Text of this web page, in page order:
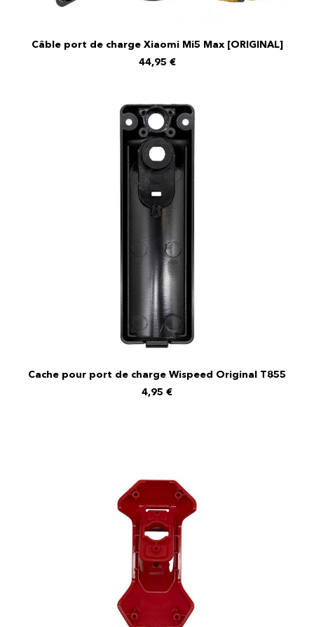
Câble port de charge Xiaomi Mi5 Max [ORIGINAL]
44,95 €
Cache pour port de charge Wispeed Original T855
4,95 €